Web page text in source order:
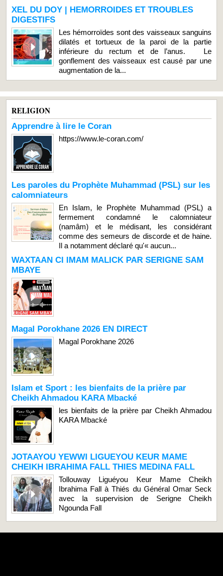
XEL DU DOY | HEMORROIDES ET TROUBLES
DIGESTIFS
Les hémorroïdes sont des vaisseaux sanguins
dilatés et tortueux de la paroi de la partie
inférieure du rectum et de l’anus. Le
gonflement des vaisseaux est causé par une
augmentation de la...
RELIGION
Apprendre à lire le Coran
https://www.le-coran.com/
Les paroles du Prophète Muhammad (PSL) sur les
calomniateurs
En Islam, le Prophète Muhammad (PSL) a
fermement condamné le calomniateur
(namâm) et le médisant, les considérant
comme des semeurs de discorde et de haine.
Il a notamment déclaré qu'« aucun...
WAXTAAN CI IMAM MALICK PAR SERIGNE SAM
MBAYE
Magal Porokhane 2026 EN DIRECT
Magal Porokhane 2026
Islam et Sport : les bienfaits de la prière par
Cheikh Ahmadou KARA Mbacké
les bienfaits de la prière par Cheikh Ahmadou
KARA Mbacké
JOTAAYOU YEWWI LIGUEYOU KEUR MAME
CHEIKH IBRAHIMA FALL THIES MEDINA FALL
Tollouway Liguéyou Keur Mame Cheikh
Ibrahima Fall à Thiés du Général Omar Seck
avec la supervision de Serigne Cheikh
Ngounda Fall